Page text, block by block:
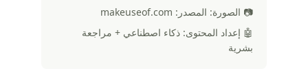
📷 الصورة: المصدر: makeuseof.com
🤖 إعداد المحتوى: ذكاء اصطناعي + مراجعة
بشرية